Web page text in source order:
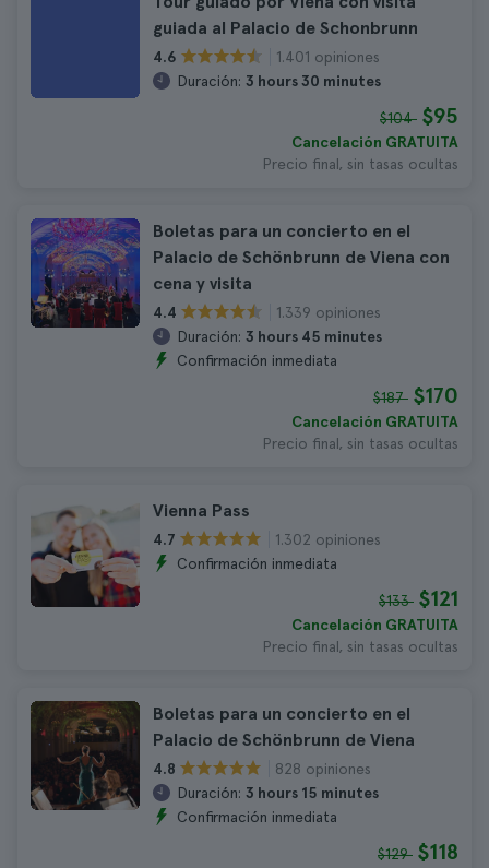
guiada al Palacio de Schonbrunn
4.6
1.401 opiniones
Duración: 3 hours 30 minutes
$104 $95
Cancelación GRATUITA
Precio final, sin tasas ocultas
Boletas para un concierto en el
Palacio de Schönbrunn de Viena con
cena y visita
4.4
1.339 opiniones
Duración: 3 hours 45 minutes
Confirmación inmediata
$187 $170
Cancelación GRATUITA
Precio final, sin tasas ocultas
Vienna Pass
4.7
1.302 opiniones
Confirmación inmediata
$133 $121
Cancelación GRATUITA
Precio final, sin tasas ocultas
Boletas para un concierto en el
Palacio de Schönbrunn de Viena
4.8
828 opiniones
Duración: 3 hours 15 minutes
Confirmación inmediata
$129 $118